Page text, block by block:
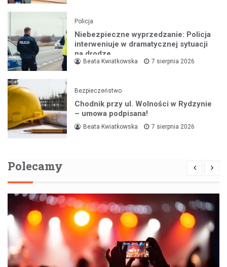
Policja
Niebezpieczne wyprzedzanie: Policja
interweniuje w dramatycznej sytuacji
na drodze
Beata Kwiatkowska 7 sierpnia 2026
Bezpieczeństwo
Chodnik przy ul. Wolności w Rydzynie
– umowa podpisana!
Beata Kwiatkowska 7 sierpnia 2026
Polecamy